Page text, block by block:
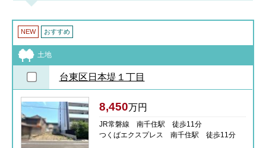
NEW おすすめ
土地
台東区日本堤１丁目
8,450万円
JR常磐線 南千住駅 徒歩11分
つくばエクスプレス 南千住駅 徒歩11分